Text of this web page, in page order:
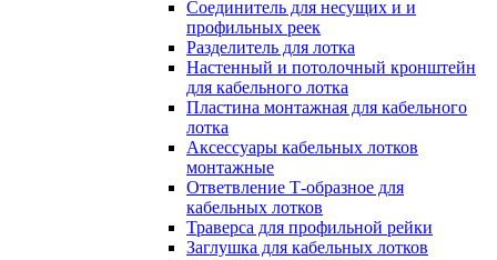
Соединитель для несущих и и
профильных реек
Разделитель для лотка
Настенный и потолочный кронштейн
для кабельного лотка
Пластина монтажная для кабельного
лотка
Аксессуары кабельных лотков
монтажные
Ответвление Т-образное для
кабельных лотков
Траверса для профильной рейки
Заглушка для кабельных лотков